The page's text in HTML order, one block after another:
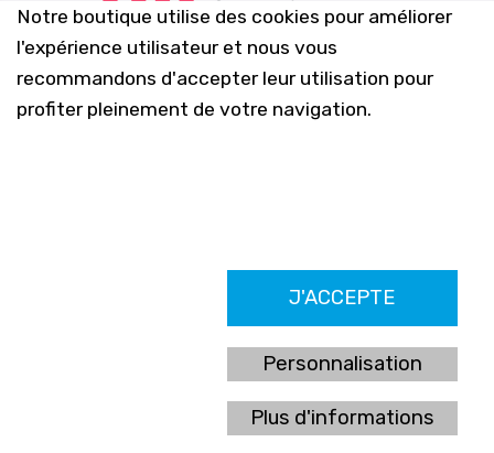
Notre boutique utilise des cookies pour améliorer
l'expérience utilisateur et nous vous
recommandons d'accepter leur utilisation pour
profiter pleinement de votre navigation.
J'ACCEPTE
Personnalisation
Plus d'informations
Farmacia Los Altos nº756
Ldo. Alfredo Aparicio Grau 22555408K
N. Col. Colegio Oficial de Farmacéuticos de Alicante 4327
Nº de autorización A-790-F
C/ Moncayo, 97 (Vistalmar) Urb. Los Altos
03185 Torrevieja, Alicante (España)